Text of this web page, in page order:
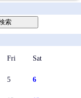
Fri Sat
5 6